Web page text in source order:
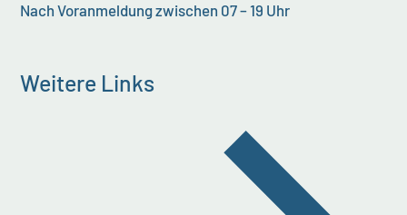
Nach Voranmeldung zwischen 07 – 19 Uhr
Weitere Links